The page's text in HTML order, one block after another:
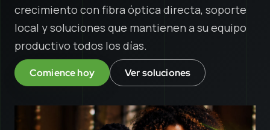
crecimiento con fibra óptica directa, soporte
local y soluciones que mantienen a su equipo
productivo todos los días.
Comience hoy Ver soluciones